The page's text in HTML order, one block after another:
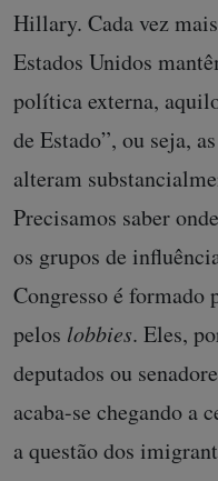
Hillary. Cada vez
Estados Unidos
política externa,
de Estado”, ou seja,
alteram
Precisamos saber
os grupos de
Congresso é formado
pelos lobbies. Eles,
deputados ou
acaba-se chegando a
a questão dos